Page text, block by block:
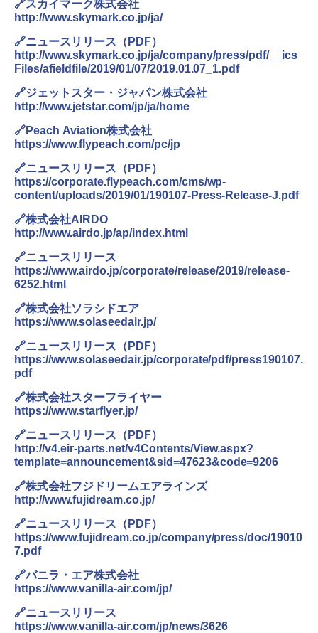
🔗スカイマーク株式会社
http://www.skymark.co.jp/ja/
🔗ニュースリリース（PDF）
http://www.skymark.co.jp/ja/company/press/pdf/__ics
Files/afieldfile/2019/01/07/2019.01.07_1.pdf
🔗ジェットスター・ジャパン株式会社
http://www.jetstar.com/jp/ja/home
🔗Peach Aviation株式会社
https://www.flypeach.com/pc/jp
🔗ニュースリリース（PDF）
https://corporate.flypeach.com/cms/wp-
content/uploads/2019/01/190107-Press-Release-J.pdf
🔗株式会社AIRDO
http://www.airdo.jp/ap/index.html
🔗ニュースリリース
https://www.airdo.jp/corporate/release/2019/release-
6252.html
🔗株式会社ソラシドエア
https://www.solaseedair.jp/
🔗ニュースリリース（PDF）
https://www.solaseedair.jp/corporate/pdf/press190107.
pdf
🔗株式会社スターフライヤー
https://www.starflyer.jp/
🔗ニュースリリース（PDF）
http://v4.eir-parts.net/v4Contents/View.aspx?
template=announcement&sid=47623&code=9206
🔗株式会社フジドリームエアラインズ
http://www.fujidream.co.jp/
🔗ニュースリリース（PDF）
https://www.fujidream.co.jp/company/press/doc/19010
7.pdf
🔗バニラ・エア株式会社
https://www.vanilla-air.com/jp/
🔗ニュースリリース
https://www.vanilla-air.com/jp/news/3626